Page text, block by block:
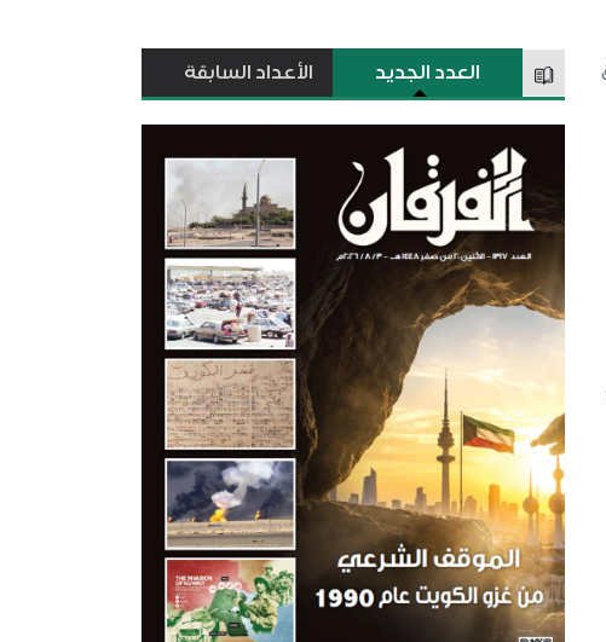
العدد الجديد الأعداد السابقة